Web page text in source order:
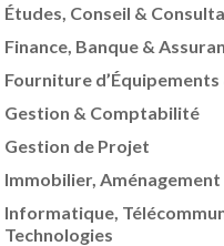
Études, Conseil &
Finance, Banque &
Fourniture
Gestion & Comptabilité
Gestion de Projet
Immobilier,
Informatique,
Technologies